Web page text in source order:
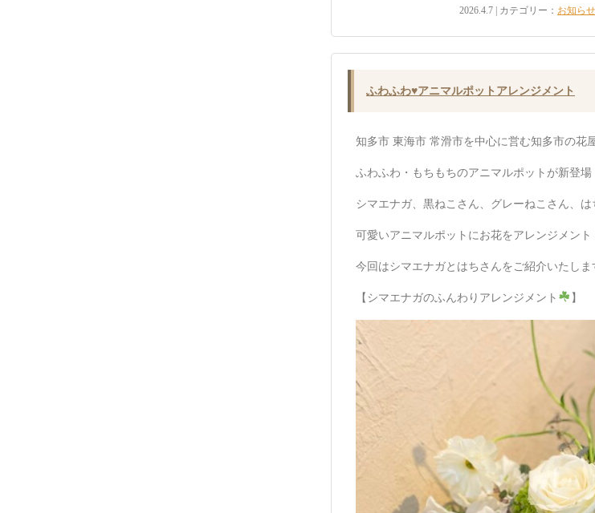
2026.4.7 | カテゴリー： お知らせ
ふわふわ♥アニマルポットアレンジメント
知多市 東海市 常滑市を中心に営む知多市の花
ふわふわ・もちもちのアニマルポットが新登場
シマエナガ、黒ねこさん、グレーねこさん、は
可愛いアニマルポットにお花をアレンジメント
今回はシマエナガとはちさんをご紹介いたしま
【シマエナガのふんわりアレンジメント 】